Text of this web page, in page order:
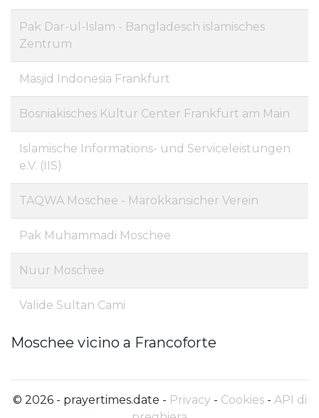
Pak Dar-ul-Islam - Bangladesch islamisches
Zentrum
Masjid Indonesia Frankfurt
Bosniakisches Kultur Center Frankfurt am Main
Islamische Informations- und Serviceleistungen
e.V. (IIS)
TAQWA Moschee - Marokkansicher Verein
Pak Muhammadi Moschee
Nuur Moschee
Valide Sultan Cami
Moschee vicino a Francoforte
© 2026 - prayertimes.date - Privacy- Cookies- API di